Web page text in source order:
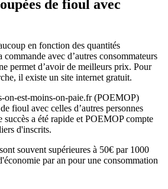
de fioul avec
en fonction des quantités
commande avec d’autres consommateurs
permet d’avoir de meilleurs prix. Pour
il existe un site internet gratuit.
on-est-moins-on-paie.fr (POEMOP)
fioul avec celles d’autres personnes
succès a été rapide et POEMOP compte
d'inscrits.
souvent supérieures à 50€ par 1000
par an pour une consommation